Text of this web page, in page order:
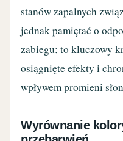
stanów zapalnych
jednak pamiętać o
zabiegu; to kluczowy
osiągnięte efekty i
wpływem promieni
Wyrównanie